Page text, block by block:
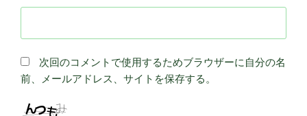
次回のコメントで使用するためブラウザーに自分の名
前、メールアドレス、サイトを保存する。